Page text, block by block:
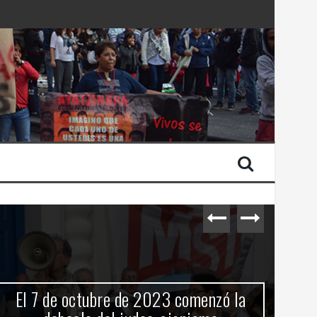
de Israel
El 7 de octubre de 2023 comenzó la